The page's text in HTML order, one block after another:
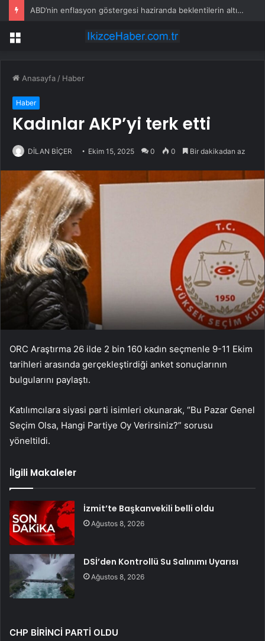
ABD’nin enflasyon göstergesi haziranda beklentilerin altında arttı
Menü
Anasayfa / Haber
Haber
Kadınlar AKP’yi terk etti
DİLAN BİÇER Ekim 15, 2025 0 0 Bir dakikadan az
ORC Araştırma 26 ilde 2 bin 160 kadın seçmenle 9-11 Ekim
tarihleri arasında gerçekleştirdiği anket sonuçlarının
bulgularını paylaştı.
Katılımcılara siyasi parti isimleri okunarak, “Bu Pazar Genel
Seçim Olsa, Hangi Partiye Oy Verirsiniz?” sorusu
yöneltildi.
İlgili Makaleler
İzmit’te Başkanvekili belli oldu
Ağustos 8, 2026
DSİ’den Kontrollü Su Salınımı Uyarısı
Ağustos 8, 2026
CHP BİRİNCİ PARTİ OLDU